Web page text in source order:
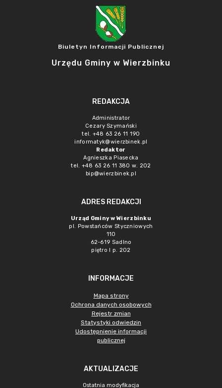
Biuletyn Informacji Publicznej
Urzędu Gminy w Wierzbinku
REDAKCJA
Administrator
Cezary Szymański
tel. +48 63 26 11 190
informatyk@wierzbinek.pl
Redaktor
Agnieszka Piasecka
tel. +48 63 26 11 380 w. 202
bip@wierzbinek.pl
ADRES REDAKCJI
Urząd Gminy w Wierzbinku
pl. Powstańców Styczniowych
110
62-619 Sadlno
piętro I p. 202
INFORMACJE
Mapa strony
Ochrona danych osobowych
Rejestr zmian
Statystyki odwiedzin
Udostępnienie informacji
publicznej
AKTUALIZACJE
Ostatnia modyfikacja